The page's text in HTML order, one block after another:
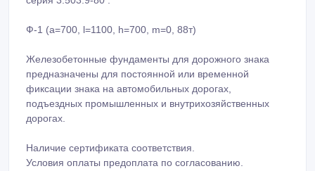
Ф-1 (а=700, l=1100, h=700, m=0, 88т)
Железобетонные фундаменты для дорожного знака
предназначены для постоянной или временной
фиксации знака на автомобильных дорогах,
подъездных промышленных и внутрихозяйственных
дорогах.
Наличие сертификата соответствия.
Условия оплаты предоплата по согласованию.